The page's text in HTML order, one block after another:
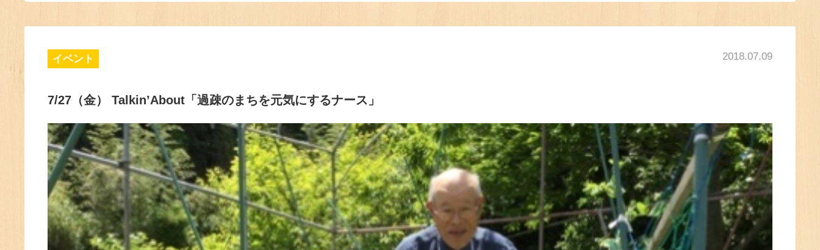
イベント 2018.07.09
7/27（金） Talkin’About「過疎のまちを元気にするナース」